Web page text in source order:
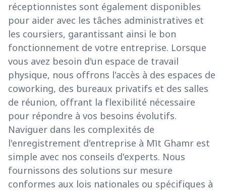
réceptionnistes sont également disponibles
pour aider avec les tâches administratives et
les coursiers, garantissant ainsi le bon
fonctionnement de votre entreprise. Lorsque
vous avez besoin d'un espace de travail
physique, nous offrons l'accès à des espaces de
coworking, des bureaux privatifs et des salles
de réunion, offrant la flexibilité nécessaire
pour répondre à vos besoins évolutifs.
Naviguer dans les complexités de
l'enregistrement d'entreprise à Mīt Ghamr est
simple avec nos conseils d'experts. Nous
fournissons des solutions sur mesure
conformes aux lois nationales ou spécifiques à